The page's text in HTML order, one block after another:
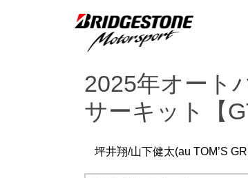
2025年オート
サーキット【
坪井翔/山下健太(au TOM’S